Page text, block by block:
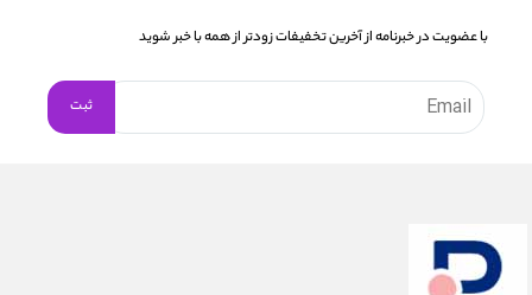
با عضویت در خبرنامه از آخرین تخفیفات زودتر از همه با خبر شوید